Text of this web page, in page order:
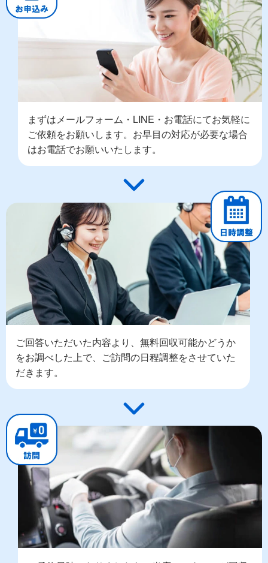
まずはメールフォーム・LINE・お電話にてお気軽に
ご依頼をお願いします。お早目の対応が必要な場合
はお電話でお願いいたします。
ご回答いただいた内容より、無料回収可能かどうか
をお調べした上で、ご訪問の日程調整をさせていた
だきます。